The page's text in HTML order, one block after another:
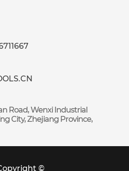
Road, Wenxi Industrial
City, Zhejiang Province,
©